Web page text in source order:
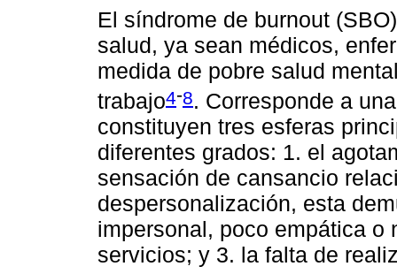
El síndrome de burnout
salud, ya sean médicos,
medida de pobre salud
trabajo4-8. Corresponde a
constituyen tres esferas
diferentes grados: 1. el
sensación de cansancio
despersonalización, esta
impersonal, poco empática o
servicios; y 3. la falta de